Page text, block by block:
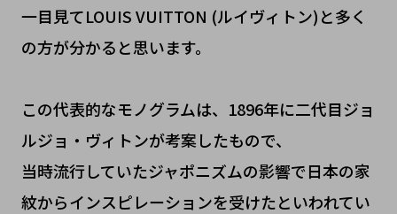
一目見てLOUIS VUITTON (ルイヴィトン)と多く
の方が分かると思います。
この代表的なモノグラムは、1896年に二代目ジョ
ルジョ・ヴィトンが考案したもので、
当時流行していたジャポニズムの影響で日本の家
紋からインスピレーションを受けたといわれてい